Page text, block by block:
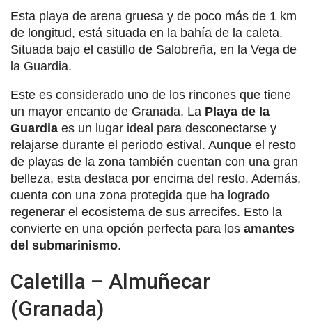
Esta playa de arena gruesa y de poco más de 1 km
de longitud, está situada en la bahía de la caleta.
Situada bajo el castillo de Salobreña, en la Vega de
la Guardia.
Este es considerado uno de los rincones que tiene
un mayor encanto de Granada. La Playa de la
Guardia es un lugar ideal para desconectarse y
relajarse durante el periodo estival. Aunque el resto
de playas de la zona también cuentan con una gran
belleza, esta destaca por encima del resto. Además,
cuenta con una zona protegida que ha logrado
regenerar el ecosistema de sus arrecifes. Esto la
convierte en una opción perfecta para los amantes
del submarinismo.
Caletilla – Almuñecar
(Granada)